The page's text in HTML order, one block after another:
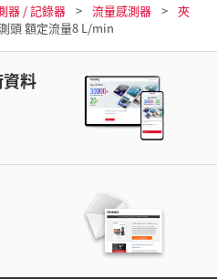
器 / 記錄器 流量感測器
夾
頭 額定流量8 L/min
料